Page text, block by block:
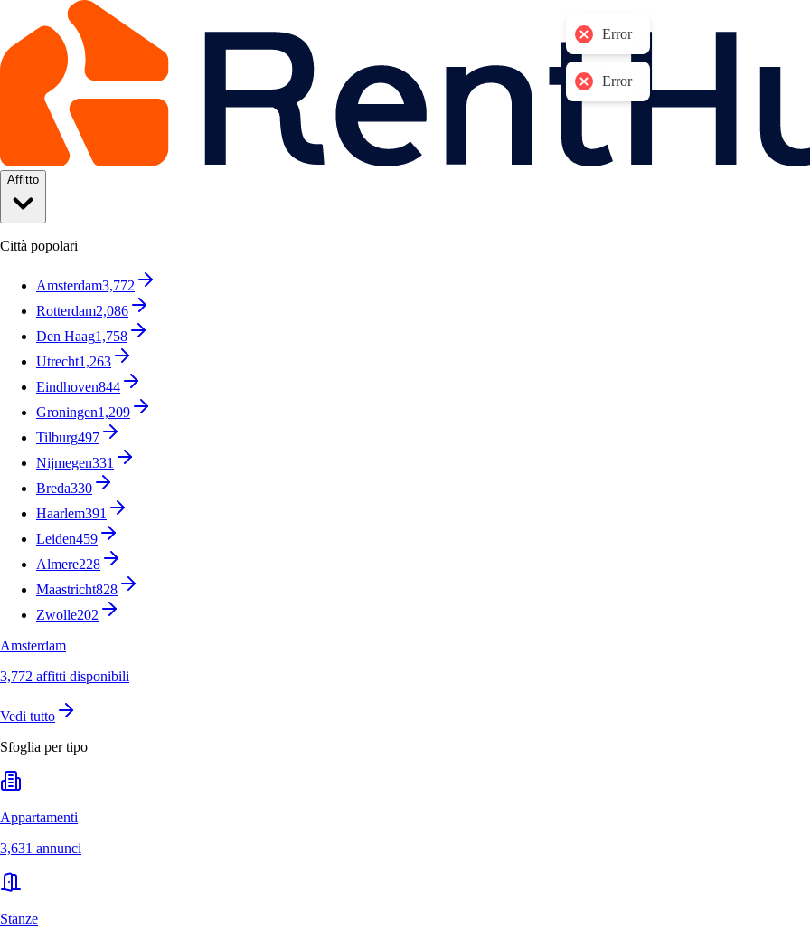
Affitto
Città popolari
Amsterdam3,772
Rotterdam2,086
Den Haag1,758
Utrecht1,263
Eindhoven844
Groningen1,209
Tilburg497
Nijmegen331
Breda330
Haarlem391
Leiden459
Almere228
Maastricht828
Zwolle202
Amsterdam
3,772 affitti disponibili
Vedi tutto
Sfoglia per tipo
Appartamenti
3,631 annunci
Stanze
Error